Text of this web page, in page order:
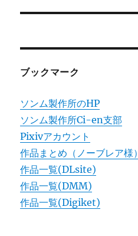
ー
投
ブックマーク
ソンム製作所のHP
ソンム製作所Ci-en支部
Pixivアカウント
作品まとめ（ノーブレア様）
作品一覧(DLsite)
作品一覧(DMM)
作品一覧(Digiket)